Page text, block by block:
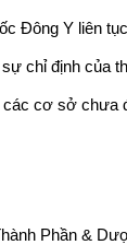
Đông Y liên
chỉ định của
các cơ sở chưa
Phần &